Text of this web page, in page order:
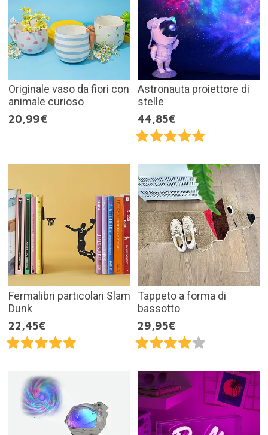
Originale vaso da fiori con
animale curioso
20,99€
Astronauta proiettore di
stelle
44,85€
Fermalibri particolari Slam
Dunk
22,45€
Tappeto a forma di
bassotto
29,95€